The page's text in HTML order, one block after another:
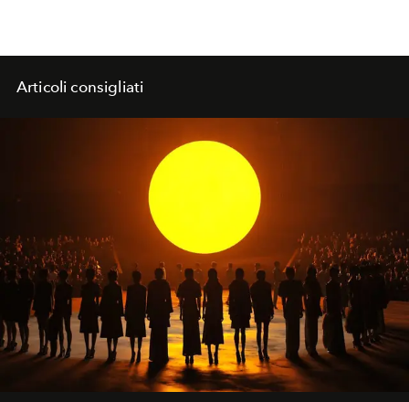
Articoli consigliati